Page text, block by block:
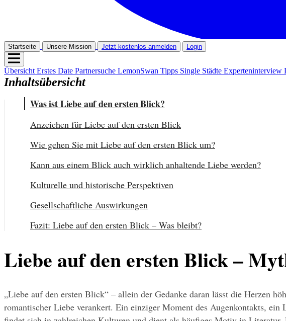
Startseite Unsere Mission Jetzt kostenlos anmelden Login
Übersicht Erstes Date Partnersuche LemonSwan Tipps Single Städte Experteninterview
Inhaltsübersicht
Was ist Liebe auf den ersten Blick?
Anzeichen für Liebe auf den ersten Blick
Wie gehen Sie mit Liebe auf den ersten Blick um?
Kann aus einem Blick auch wirklich anhaltende Liebe werden?
Kulturelle und historische Perspektiven
Gesellschaftliche Auswirkungen
Fazit: Liebe auf den ersten Blick – Was bleibt?
Liebe auf den ersten Blick –
„Liebe auf den ersten Blick“ – allein der Gedanke daran lässt die Herzen
romantischer Liebe verankert. Ein einziger Moment des Augenkontakts,